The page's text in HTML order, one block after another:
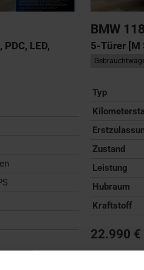
LED,
BMW 118
5-Türer [M
Typ
Zustand
Leistung
Hubraum
Kraftstoff
22.990 €